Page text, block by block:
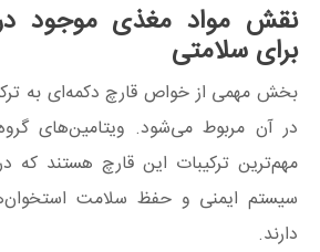
نقش مواد مغذی موجود
برای سلامتی
بخش مهمی از خواص قارچ دکمه‌ای به
مهم‌ترین ترکیبات این قارچ هستند که
سیستم ایمنی و حفظ سلامت
دارند.